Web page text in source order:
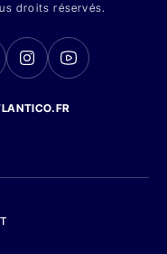
droits réservés.